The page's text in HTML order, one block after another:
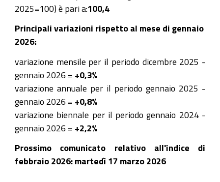
2025=100) è pari a:100,4
Principali variazioni rispetto al mese di gennaio
2026:
variazione mensile per il periodo dicembre 2025 -
gennaio 2026 = +0,3%
variazione annuale per il periodo gennaio 2025 -
gennaio 2026 = +0,8%
variazione biennale per il periodo gennaio 2024 -
gennaio 2026 = +2,2%
Prossimo comunicato relativo all'indice di
febbraio 2026: martedì 17 marzo 2026